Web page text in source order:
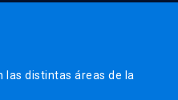
las distintas áreas de la